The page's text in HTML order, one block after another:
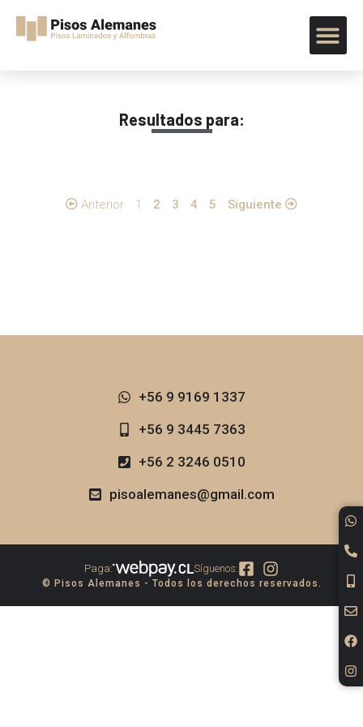
Resultados para:
Anterior 1 2 3 4 5 Siguiente
+56 9 9169 1337​
+56 9 3445 7363
+56 2 3246 0510
pisoalemanes@gmail.com
Paga: Síguenos:
© Pisos Alemanes - Todos los derechos reservados.